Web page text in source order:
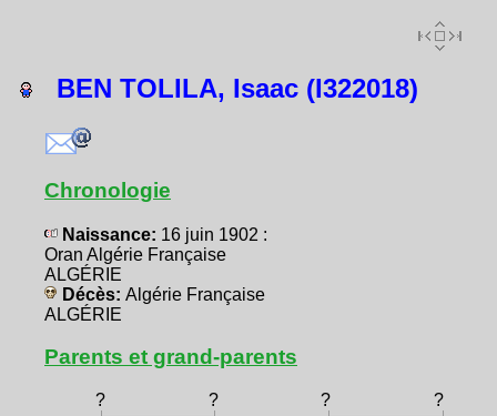
BEN TOLILA, Isaac (I322018)
Chronologie
Naissance: 16 juin 1902 :
Oran Algérie Française
ALGÉRIE
Décès: Algérie Française
ALGÉRIE
Parents et grand-parents
? ? ?
?